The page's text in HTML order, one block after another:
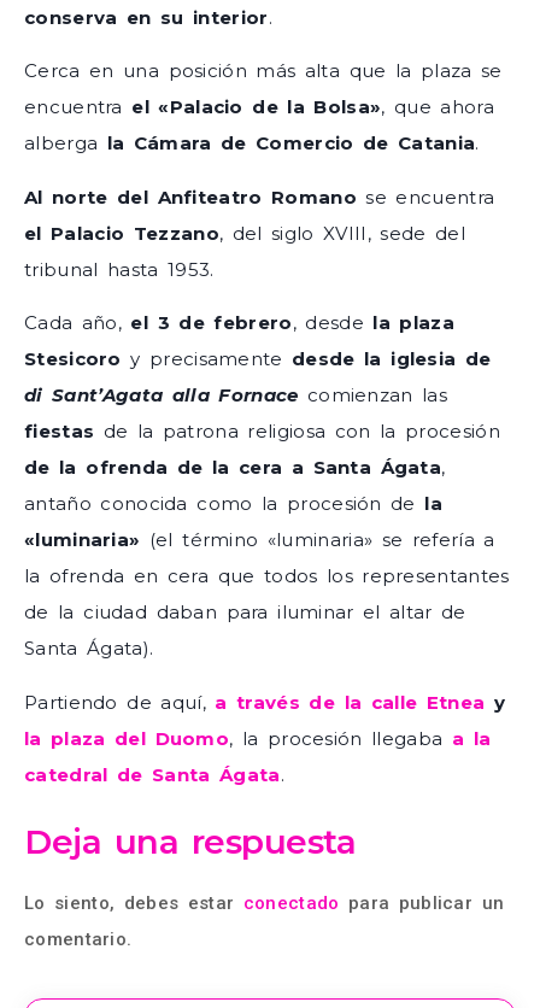
conserva en su interior.
Cerca en una posición más alta que la plaza se
encuentra el «Palacio de la Bolsa», que ahora
alberga la Cámara de Comercio de Catania.
Al norte del Anfiteatro Romano se encuentra
el Palacio Tezzano, del siglo XVIII, sede del
tribunal hasta 1953.
Cada año, el 3 de febrero, desde la plaza
Stesicoro y precisamente desde la iglesia de
di Sant’Agata alla Fornace comienzan las
fiestas de la patrona religiosa con la procesión
de la ofrenda de la cera a Santa Ágata,
antaño conocida como la procesión de la
«luminaria» (el término «luminaria» se refería a
la ofrenda en cera que todos los representantes
de la ciudad daban para iluminar el altar de
Santa Ágata).
Partiendo de aquí, a través de la calle Etnea y
la plaza del Duomo, la procesión llegaba a la
catedral de Santa Ágata.
Deja una respuesta
Lo siento, debes estar conectado para publicar un
comentario.